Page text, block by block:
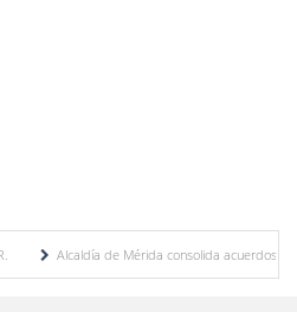
Alcaldía de Mérida consolida acuerdos con